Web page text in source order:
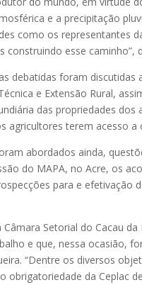
e a precipitação
como os representantes
construindo esse caminho”,
debatidas foram
e Extensão Rural,
das propriedades
agricultores terem acesso
abordados ainda,
do MAPA, no Acre, os
para e efetivação
Câmara Setorial do Cacau
e que, nessa ocasião,
“Dentre os diversos
obrigatoriedade da Ceplac